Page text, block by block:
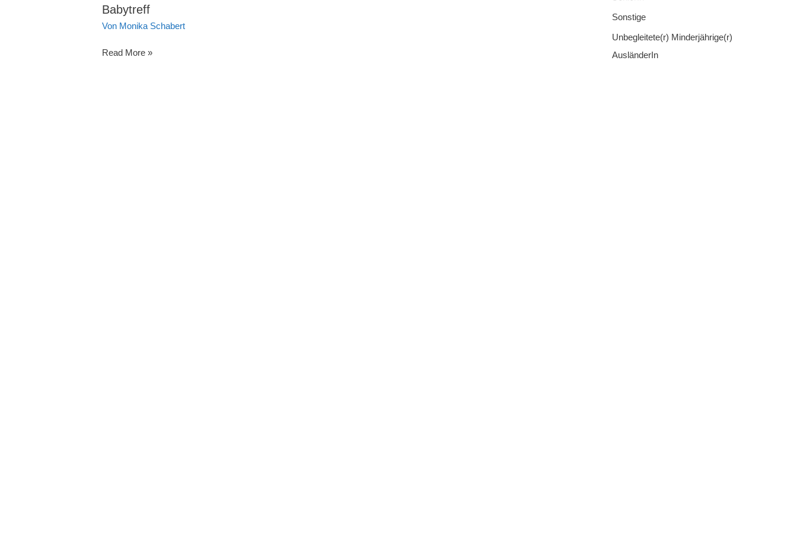
Idar-
Oberstein
Babytreff
Von Monika Schabert
Babytreff
Read More »
Sonstige
Unbegleitete(r) Minderjährige(r)
AusländerIn